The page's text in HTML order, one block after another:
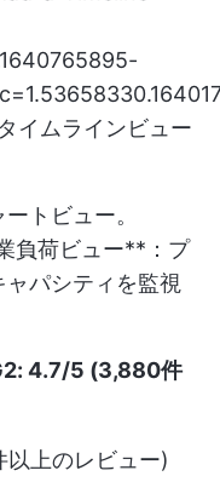
イムラインビュー
トビュー。
負荷ビュー**：プ
ャパシティを監視
4.7/5 (3,880件
上のレビュー)